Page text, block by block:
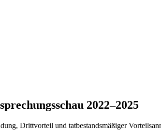
2022–2025
Drittvorteil und tatbestandsmäßiger